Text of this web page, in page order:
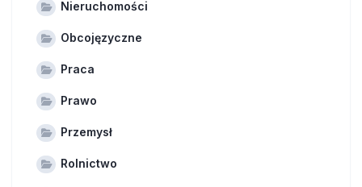
Nieruchomości
Obcojęzyczne
Praca
Prawo
Przemysł
Rolnictwo